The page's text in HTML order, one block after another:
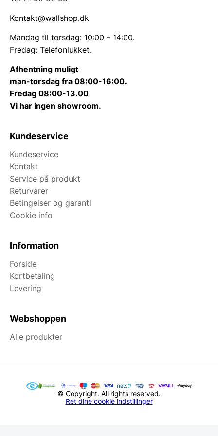
Kontakt@wallshop.dk
Mandag til torsdag: 10:00 – 14:00.
Fredag: Telefonlukket.
Afhentning muligt
man-torsdag fra 08:00-16:00.
Fredag 08:00-13.00
Vi har ingen showroom.
Kundeservice
Kundeservice
Kontakt
Service på produkt
Returvarer
Betingelser og garanti
Cookie info
Information
Forside
Kortbetaling
Levering
Webshoppen
Alle produkter
© Copyright. All rights reserved.
Ret dine cookie indstillinger